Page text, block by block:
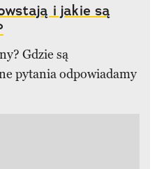
i jakie są
Gdzie są
pytania odpowiadamy